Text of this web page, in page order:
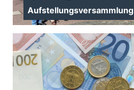
Aufstellungsversammlung